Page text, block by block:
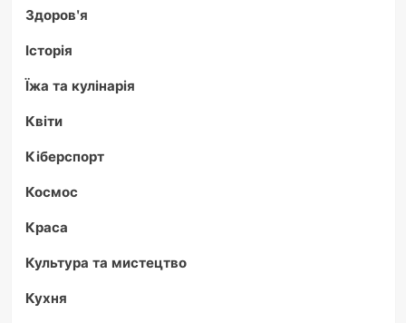
Здоров'я
Історія
Їжа та кулінарія
Квіти
Кіберспорт
Космос
Краса
Культура та мистецтво
Кухня